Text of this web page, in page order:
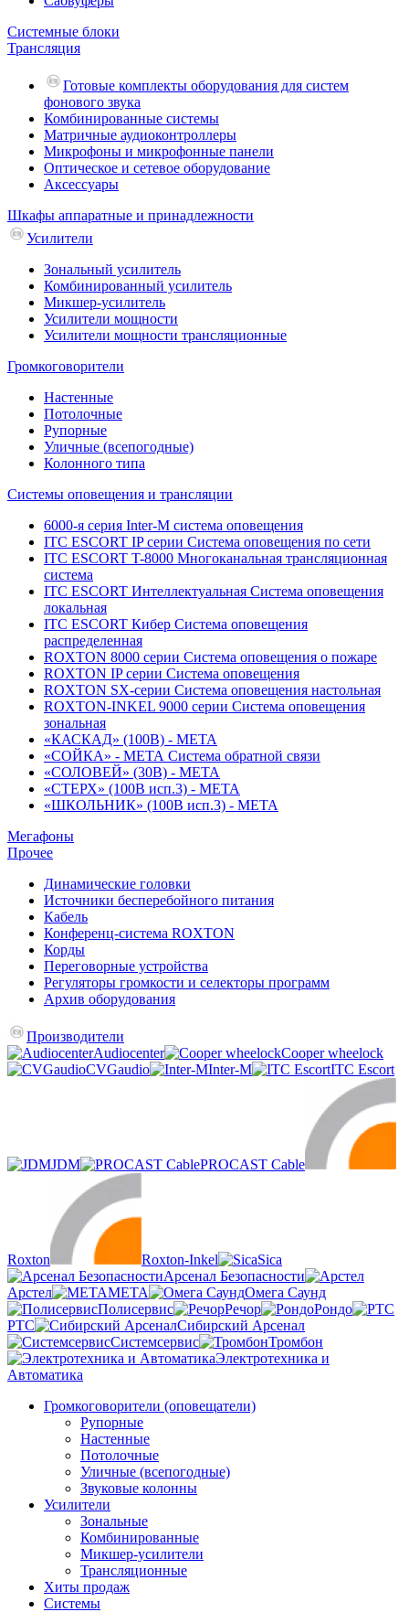
Системные блоки
Трансляция
Готовые комплекты оборудования для систем
фонового звука
Комбинированные системы
Матричные аудиоконтроллеры
Микрофоны и микрофонные панели
Оптическое и сетевое оборудование
Аксессуары
Шкафы аппаратные и принадлежности
Усилители
Зональный усилитель
Комбинированный усилитель
Микшер-усилитель
Усилители мощности
Усилители мощности трансляционные
Громкоговорители
Настенные
Потолочные
Рупорные
Уличные (всепогодные)
Колонного типа
Системы оповещения и трансляции
6000-я серия Inter-M система оповещения
ITC ESCORT IP серии Система оповещения по сети
ITC ESCORT T-8000 Многоканальная трансляционная
система
ITC ESCORT Интеллектуальная Система оповещения
локальная
ITC ESCORT Кибер Система оповещения
распределенная
ROXTON 8000 серии Система оповещения о пожаре
ROXTON IP серии Система оповещения
ROXTON SX-серии Система оповещения настольная
ROXTON-INKEL 9000 серии Система оповещения
зональная
«КАСКАД» (100В) - МЕТА
«СОЙКА» - МЕТА Система обратной связи
«СОЛОВЕЙ» (30В) - МЕТА
«СТЕРХ» (100В исп.3) - МЕТА
«ШКОЛЬНИК» (100В исп.3) - МЕТА
Мегафоны
Прочее
Динамические головки
Источники бесперебойного питания
Кабель
Конференц-система ROXTON
Корды
Переговорные устройства
Регуляторы громкости и селекторы программ
Архив оборудования
Производители
Audiocenter
Cooper wheelock
CVGaudio
Inter-M ITC Escort
JDM PROCAST Cable
Roxton Roxton-Inkel
Sica
Арсенал Безопасности
Арстел
МЕТА
Омега Саунд
Полисервис
Речор
Рондо
РТС
Сибирский Арсенал
Системсервис
Тромбон
Электротехника и
Автоматика
Громкоговорители (оповещатели)
Рупорные
Настенные
Потолочные
Уличные (всепогодные)
Звуковые колонны
Усилители
Зональные
Комбинированные
Микшер-усилители
Трансляционные
Хиты продаж
Системы